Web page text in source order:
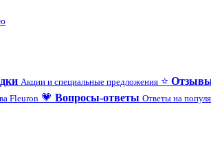
Акции и специальные предложения ⭐
Fleuron 💗 Вопросы-ответы Ответы на